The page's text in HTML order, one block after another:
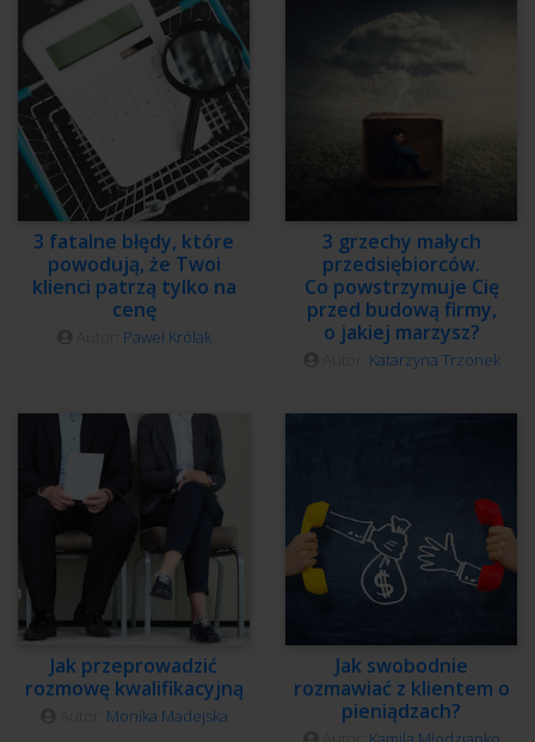
3 fatalne błędy, które
powodują, że Twoi
klienci patrzą tylko na
cenę
Paweł Królak
3 grzechy małych
przedsiębiorców.
Co powstrzymuje Cię
przed budową firmy,
o jakiej marzysz?
Katarzyna Trzonek
Jak przeprowadzić
rozmowę kwalifikacyjną
Monika Madejska
Jak swobodnie
rozmawiać z klientem o
pieniądzach?